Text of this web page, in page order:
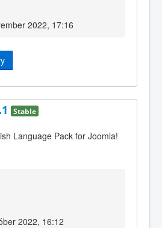
2022, 17:16
Stable
Language Pack for Joomla!
2022, 16:12